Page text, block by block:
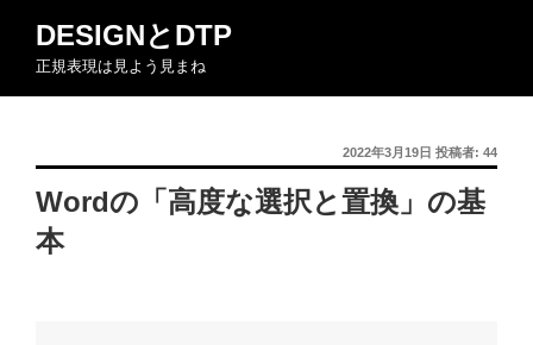
ン
DESIGNとDTP
正規表現は見よう見まね
投
稿
日:
2022年3月19日 投稿者: 44
Wordの「高度な選択と置換」の基
本